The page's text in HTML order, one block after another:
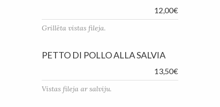
12,00€
Grillēta vistas fileja.
PETTO DI POLLO ALLA SALVIA
13,50€
Vistas fileja ar salviju.